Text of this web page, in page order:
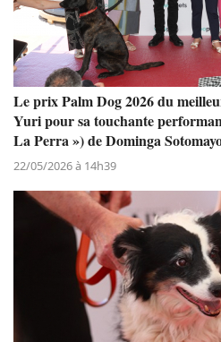
Le prix Palm Dog 2026 du
Yuri pour sa touchante
La Perra ») de Dominga
22/05/2026 à 14h39